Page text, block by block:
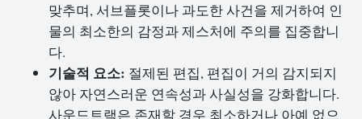
맞추며, 서브플롯이나 과도한 사건을 제거하여 인
물의 최소한의 감정과 제스처에 주의를 집중합니
다.
기술적 요소: 절제된 편집, 편집이 거의 감지되지
않아 자연스러운 연속성과 사실성을 강화합니다.
사운드트랙은 존재할 경우 최소하거나 아예 없으